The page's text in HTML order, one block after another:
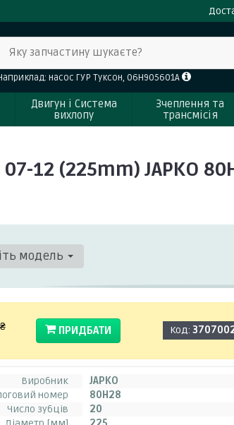
Яку запчастину шукаєте?
насос ГУР Туксон, 06H905601A
Двигун і Система
вихлопу
Зчеплення та
трансмісія
12 (225mm) JAPKO
модель
₴
ПРИДБАТИ Код:
Виробник
JAPKO
номер
80H28
Число зубців
20